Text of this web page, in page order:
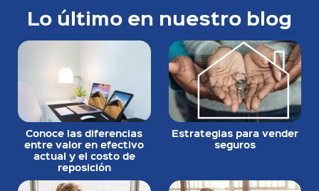
Lo último en nuestro blog
Conoce las diferencias
entre valor en efectivo
actual y el costo de
reposición
Estrategias para vender
seguros